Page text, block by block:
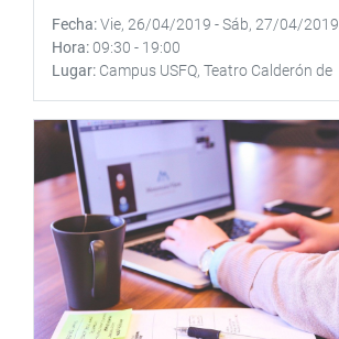
Fecha Vie, 26/04/2019 -Sáb, 27/04/2019
Hora 09:30 - 19:00
Lugar Campus USFQ, Teatro Calderón de